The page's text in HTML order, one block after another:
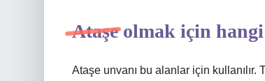
Ataşe olmak için
Ataşe unvanı bu alanlar için